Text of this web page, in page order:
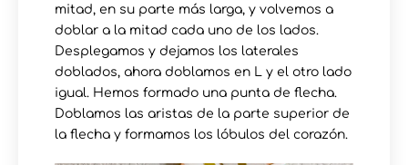
mitad, en su parte más larga, y volvemos a
doblar a la mitad cada uno de los lados.
Desplegamos y dejamos los laterales
doblados, ahora doblamos en L y el otro lado
igual. Hemos formado una punta de flecha.
Doblamos las aristas de la parte superior de
la flecha y formamos los lóbulos del corazón.